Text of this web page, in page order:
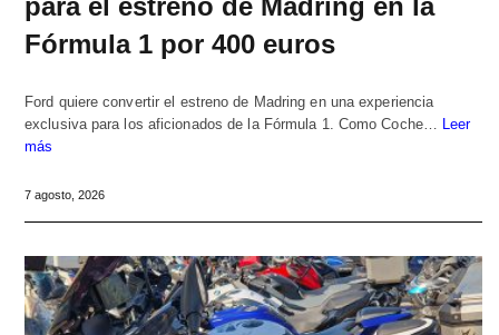
para el estreno de Madring en la
Fórmula 1 por 400 euros
Ford quiere convertir el estreno de Madring en una experiencia
exclusiva para los aficionados de la Fórmula 1. Como Coche… Leer
más
7 agosto, 2026